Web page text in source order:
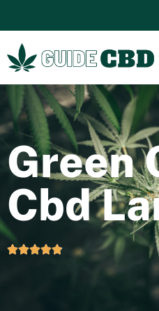
Green
Cbd
